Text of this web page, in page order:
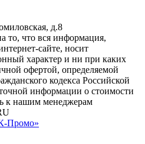
д.8
то, что вся информация,
сайте, носит
характер и ни при каких
офертой, определяемой
кодекса Российской
информации о стоимости
к нашим менеджерам
Промо»